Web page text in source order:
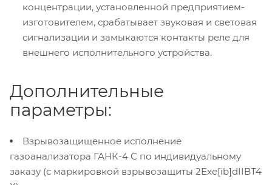
концентрации, установленной предприятием-
изготовителем, срабатывает звуковая и световая
сигнализации и замыкаются контакты реле для
внешнего исполнительного устройства.
Дополнительные
параметры:
Взрывозащищенное исполнение
газоанализатора ГАНК-4 С по индивидуальному
заказу (с маркировкой взрывозащиты 2Exe[ib]dIIBТ4